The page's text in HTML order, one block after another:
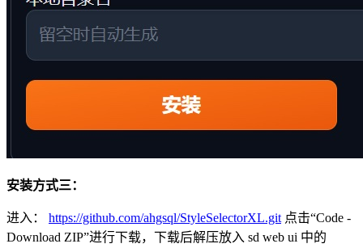
安装方式三：
进入： https://github.com/ahgsql/StyleSelectorXL.git 点击“Code -
Download ZIP”进行下载，下载后解压放入 sd web ui 中的